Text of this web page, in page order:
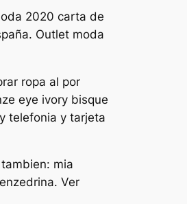
2020 carta de
Outlet moda
ropa al por
eye ivory bisque
telefonia y tarjeta
mia
Ver